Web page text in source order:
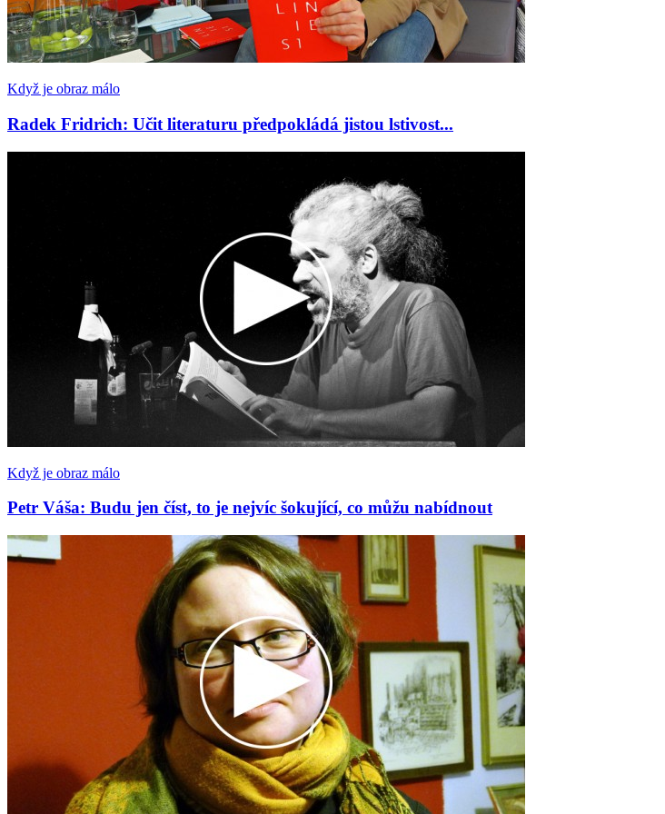
Když je obraz málo
Radek Fridrich: Učit literaturu předpokládá jistou lstivost...
Když je obraz málo
Petr Váša: Budu jen číst, to je nejvíc šokující, co můžu nabídnout